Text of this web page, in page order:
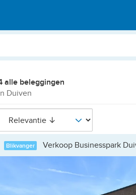
alle beleggingen
Duiven
Blikvanger Verkoop Businesspark